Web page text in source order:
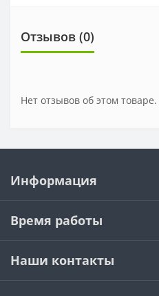
Отзывов (0)
Нет отзывов об этом товаре.
Информация
Время работы
Наши контакты